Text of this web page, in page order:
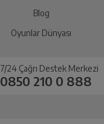
Blog
Oyunlar Dünyası
7/24 Çağrı Destek Merkezi
0850 210 0 888